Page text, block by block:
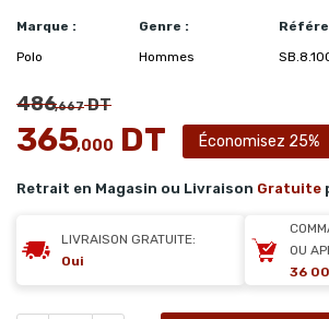
Marque :
Polo
Genre :
Hommes
486,667DT
365,000 DT Économisez 25%
Retrait en Magasin ou Livraison Gratuite
LIVRAISON GRATUITE:
Oui
OU
36